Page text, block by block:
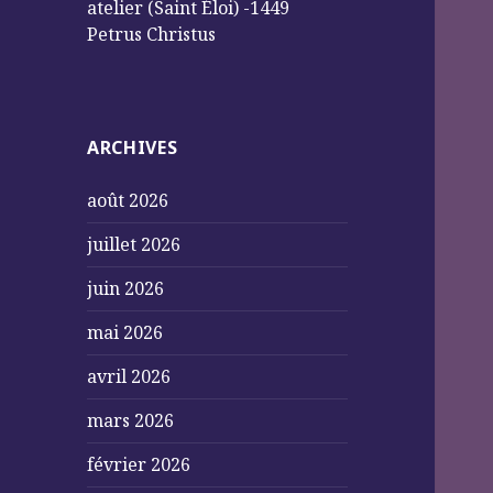
atelier (Saint Éloi) -1449
Petrus Christus
ARCHIVES
août 2026
juillet 2026
juin 2026
mai 2026
avril 2026
mars 2026
février 2026